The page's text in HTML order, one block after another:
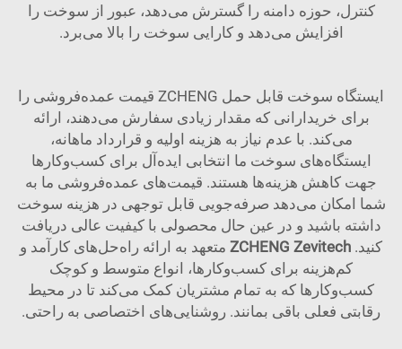
کنترل، حوزه دامنه را گسترش می‌دهد، عبور از سوخت را
افزایش می‌دهد و کارایی سوخت را بالا می‌برد.
ایستگاه سوخت قابل حمل ZCHENG قیمت عمده‌فروشی را
برای خریدارانی که مقدار زیادی سفارش می‌دهند، ارائه
می‌کند. با عدم نیاز به هزینه اولیه و قرارداد ماهانه،
ایستگاه‌های سوخت ما انتخابی ایده‌آل برای کسب‌وکارها
جهت کاهش هزینه‌ها هستند. قیمت‌های عمده‌فروشی ما به
شما امکان می‌دهد صرفه‌جویی قابل توجهی در هزینه سوخت
داشته باشید و در عین حال محصولی با کیفیت عالی دریافت
کنید. ZCHENG Zevitech متعهد به ارائه راه‌حل‌های کارآمد و
کم‌هزینه برای کسب‌وکارها، انواع متوسط و کوچک
کسب‌وکارها که به تمام مشتریان کمک می‌کند تا در محیط
رقابتی فعلی باقی بمانند. روشنایی‌های اختصاصی به راحتی.